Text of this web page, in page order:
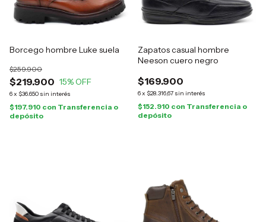
Borcego hombre Luke suela
$219.900
$259.900
15% OFF
6x $36.650 sin interés
$197.910 con Transferencia o
depósito
Zapatos casual hombre
Neeson cuero negro
$169.900
6x $28.316,67 sin interés
$152.910 con Transferencia o
depósito